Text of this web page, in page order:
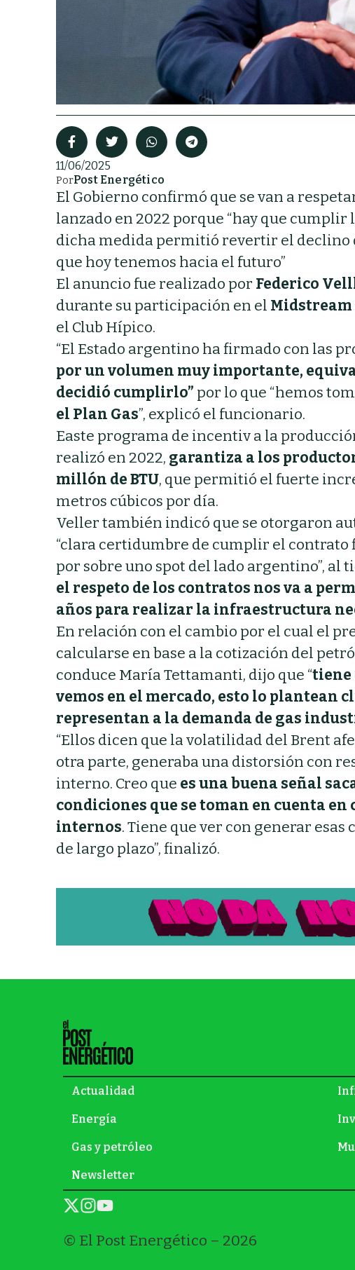
11/06/2025
PorPost Energético
El Gobierno confirmó que se van a
lanzado en 2022 porque “hay que cumplir
dicha medida permitió revertir el declino
que hoy tenemos hacia el futuro”
El anuncio fue realizado por Federico
durante su participación en el Midstream
el Club Hípico.
“El Estado argentino ha firmado con las
por un volumen muy importante,
decidió cumplirlo” por lo que “hemos
el Plan Gas”, explicó el funcionario.
Easte programa de incentiv a la
realizó en 2022, garantiza a los
millón de BTU, que permitió el fuerte
metros cúbicos por día.
Veller también indicó que se otorgaron
“clara certidumbre de cumplir el
por sobre uno spot del lado argentino”, al
el respeto de los contratos nos va a
años para realizar la infraestructura
En relación con el cambio por el cual el
calcularse en base a la cotización del
conduce María Tettamanti, dijo que “tiene
vemos en el mercado, esto lo plantean
representan a la demanda de gas
“Ellos dicen que la volatilidad del Brent
otra parte, generaba una distorsión con
interno. Creo que es una buena señal
condiciones que se toman en cuenta
internos. Tiene que ver con generar
de largo plazo”, finalizó.
Actualidad
Energía
Gas y petróleo
Newsletter
© El Post Energético – 2026